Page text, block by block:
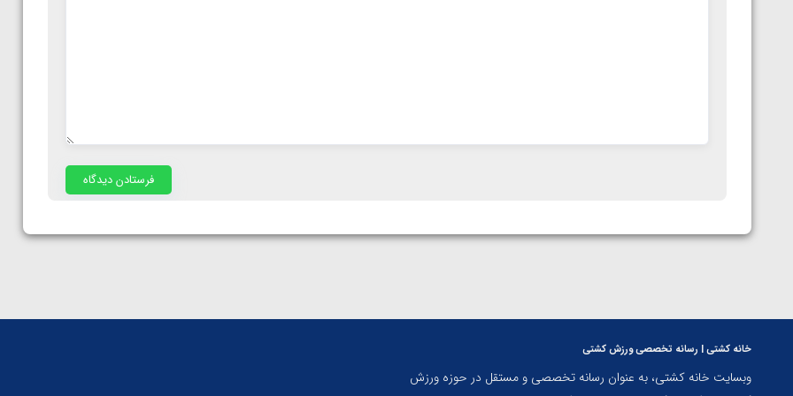
خانه کشتی | رسانه تخصصی ورزش کشتی
وبسایت خانه کشتی، به عنوان رسانه تخصصی و مستقل در حوزه ورزش